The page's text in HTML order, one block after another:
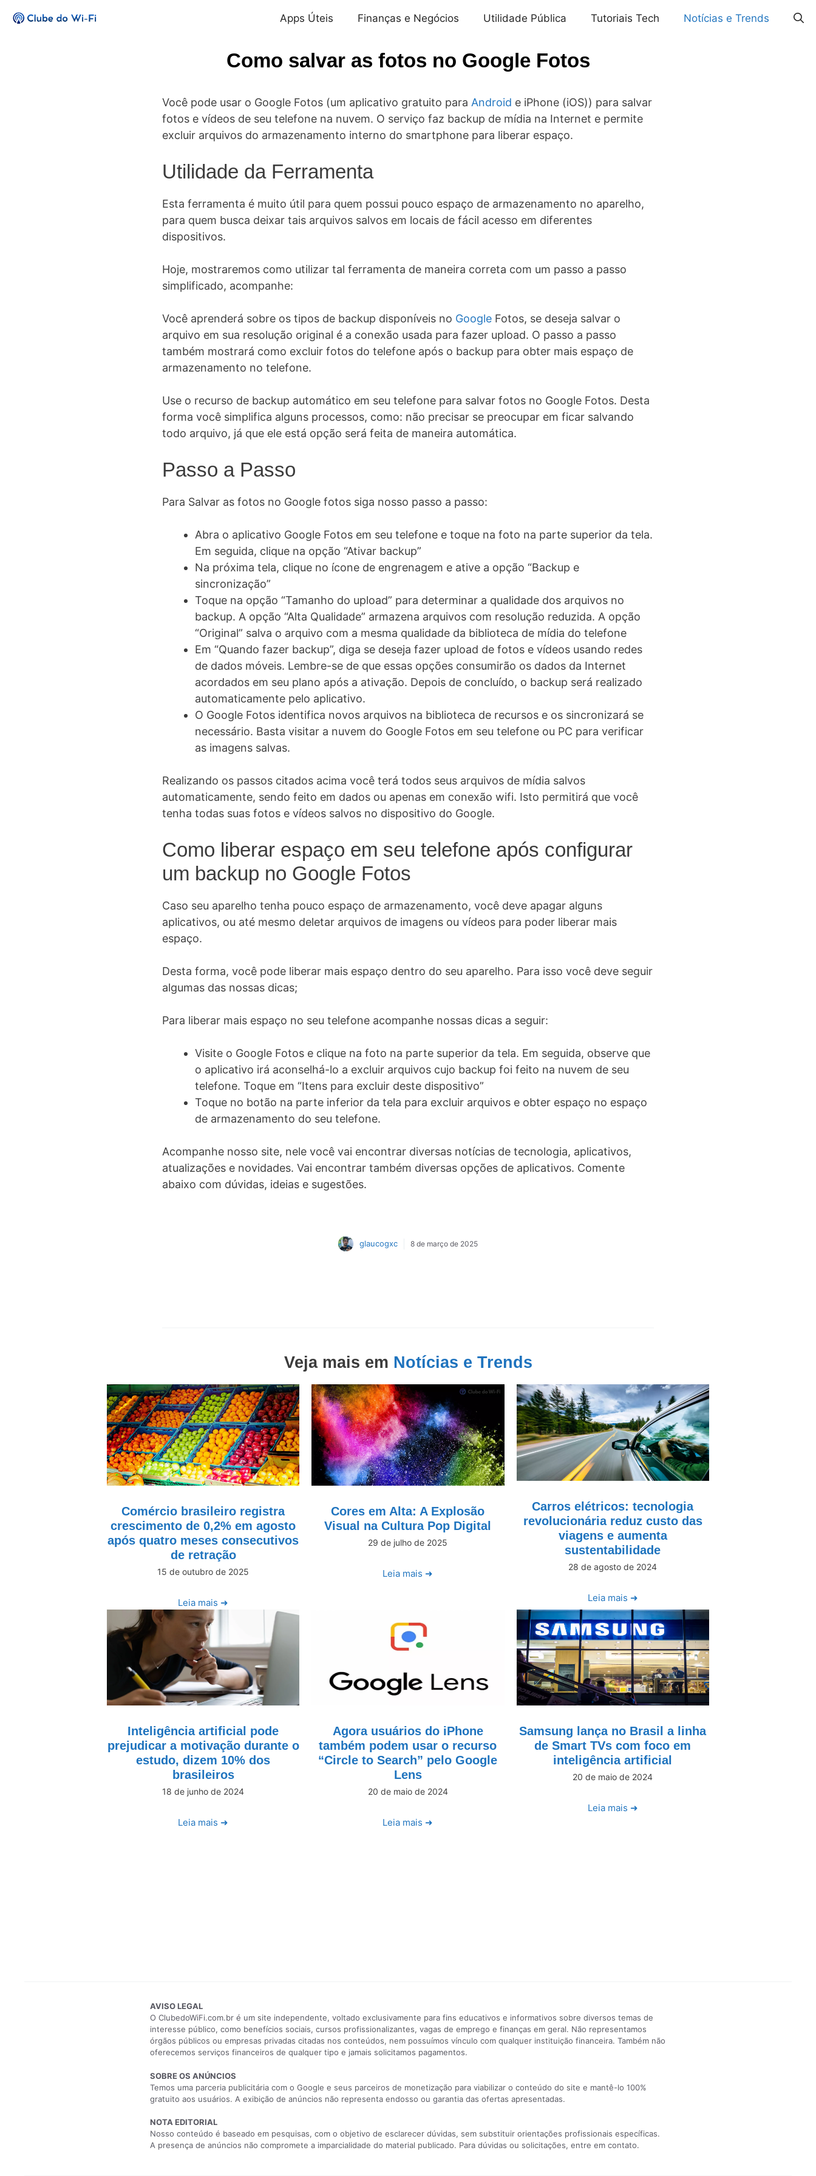
para
Apps Úteis Finanças e Negócios Utilidade Pública Tutoriais Tech Notícias e Trends
Como salvar as fotos no Google Fotos
Você pode usar o Google Fotos (um aplicativo gratuito para Android e iPhone (iOS)) para salvar
fotos e vídeos de seu telefone na nuvem. O serviço faz backup de mídia na Internet e permite
excluir arquivos do armazenamento interno do smartphone para liberar espaço.
Utilidade da Ferramenta
Esta ferramenta é muito útil para quem possui pouco espaço de armazenamento no aparelho,
para quem busca deixar tais arquivos salvos em locais de fácil acesso em diferentes
dispositivos.
Hoje, mostraremos como utilizar tal ferramenta de maneira correta com um passo a passo
simplificado, acompanhe:
Você aprenderá sobre os tipos de backup disponíveis no Google Fotos, se deseja salvar o
arquivo em sua resolução original é a conexão usada para fazer upload. O passo a passo
também mostrará como excluir fotos do telefone após o backup para obter mais espaço de
armazenamento no telefone.
Use o recurso de backup automático em seu telefone para salvar fotos no Google Fotos. Desta
forma você simplifica alguns processos, como: não precisar se preocupar em ficar salvando
todo arquivo, já que ele está opção será feita de maneira automática.
Passo a Passo
Para Salvar as fotos no Google fotos siga nosso passo a passo:
Abra o aplicativo Google Fotos em seu telefone e toque na foto na parte superior da tela.
Em seguida, clique na opção “Ativar backup”
Na próxima tela, clique no ícone de engrenagem e ative a opção “Backup e
sincronização”
Toque na opção “Tamanho do upload” para determinar a qualidade dos arquivos no
backup. A opção “Alta Qualidade” armazena arquivos com resolução reduzida. A opção
“Original” salva o arquivo com a mesma qualidade da biblioteca de mídia do telefone
Em “Quando fazer backup”, diga se deseja fazer upload de fotos e vídeos usando redes
de dados móveis. Lembre-se de que essas opções consumirão os dados da Internet
acordados em seu plano após a ativação. Depois de concluído, o backup será realizado
automaticamente pelo aplicativo.
O Google Fotos identifica novos arquivos na biblioteca de recursos e os sincronizará se
necessário. Basta visitar a nuvem do Google Fotos em seu telefone ou PC para verificar
as imagens salvas.
Realizando os passos citados acima você terá todos seus arquivos de mídia salvos
automaticamente, sendo feito em dados ou apenas em conexão wifi. Isto permitirá que você
tenha todas suas fotos e vídeos salvos no dispositivo do Google.
Como liberar espaço em seu telefone após configurar
um backup no Google Fotos
Caso seu aparelho tenha pouco espaço de armazenamento, você deve apagar alguns
aplicativos, ou até mesmo deletar arquivos de imagens ou vídeos para poder liberar mais
espaço.
Desta forma, você pode liberar mais espaço dentro do seu aparelho. Para isso você deve seguir
algumas das nossas dicas;
Para liberar mais espaço no seu telefone acompanhe nossas dicas a seguir:
Visite o Google Fotos e clique na foto na parte superior da tela. Em seguida, observe que
o aplicativo irá aconselhá-lo a excluir arquivos cujo backup foi feito na nuvem de seu
telefone. Toque em “Itens para excluir deste dispositivo”
Toque no botão na parte inferior da tela para excluir arquivos e obter espaço no espaço
de armazenamento do seu telefone.
Acompanhe nosso site, nele você vai encontrar diversas notícias de tecnologia, aplicativos,
atualizações e novidades. Vai encontrar também diversas opções de aplicativos. Comente
abaixo com dúvidas, ideias e sugestões.
glaucogxc 8 de março de 2025
Veja mais em Notícias e Trends
Comércio brasileiro registra
crescimento de 0,2% em agosto
após quatro meses consecutivos
de retração
15 de outubro de 2025
Leia mais ➜
Cores em Alta: A Explosão
Visual na Cultura Pop Digital
29 de julho de 2025
Leia mais ➜
Carros elétricos: tecnologia
revolucionária reduz custo das
viagens e aumenta
sustentabilidade
28 de agosto de 2024
Leia mais ➜
Inteligência artificial pode
prejudicar a motivação durante o
estudo, dizem 10% dos
brasileiros
18 de junho de 2024
Leia mais ➜
Agora usuários do iPhone
também podem usar o recurso
“Circle to Search” pelo Google
Lens
20 de maio de 2024
Leia mais ➜
Samsung lança no Brasil a linha
de Smart TVs com foco em
inteligência artificial
20 de maio de 2024
Leia mais ➜
AVISO LEGAL
O ClubedoWiFi.com.br é um site independente, voltado exclusivamente para fins educativos e informativos sobre diversos temas de
interesse público, como benefícios sociais, cursos profissionalizantes, vagas de emprego e finanças em geral. Não representamos
órgãos públicos ou empresas privadas citadas nos conteúdos, nem possuímos vínculo com qualquer instituição financeira. Também não
oferecemos serviços financeiros de qualquer tipo e jamais solicitamos pagamentos.
SOBRE OS ANÚNCIOS
Temos uma parceria publicitária com o Google e seus parceiros de monetização para viabilizar o conteúdo do site e mantê-lo 100%
gratuito aos usuários. A exibição de anúncios não representa endosso ou garantia das ofertas apresentadas.
NOTA EDITORIAL
Nosso conteúdo é baseado em pesquisas, com o objetivo de esclarecer dúvidas, sem substituir orientações profissionais específicas.
A presença de anúncios não compromete a imparcialidade do material publicado. Para dúvidas ou solicitações, entre em contato.